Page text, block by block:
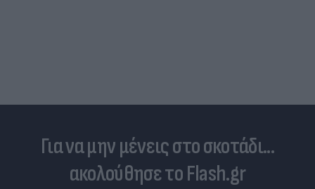
Για να μην μένεις στο σκοτάδι...
ακολούθησε το Flash.gr